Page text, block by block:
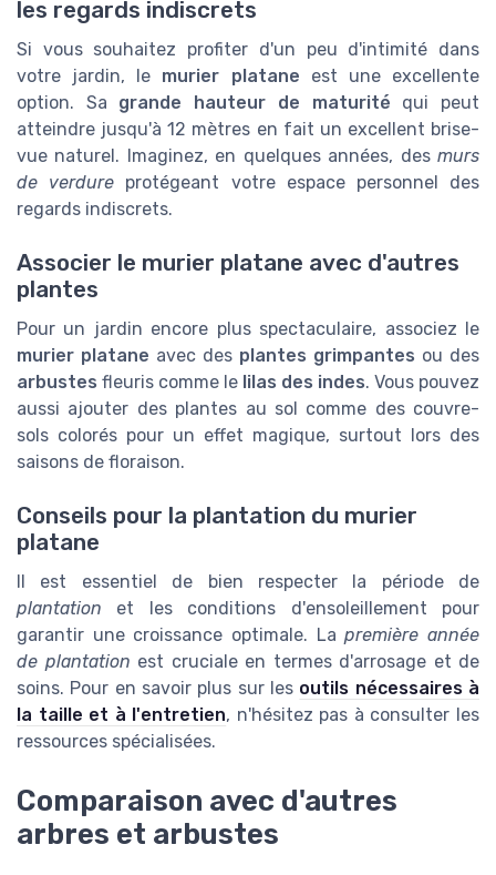
les regards indiscrets
Si vous souhaitez profiter d'un peu d'intimité dans
votre jardin, le murier platane est une excellente
option. Sa grande hauteur de maturité qui peut
atteindre jusqu'à 12 mètres en fait un excellent brise-
vue naturel. Imaginez, en quelques années, des murs
de verdure protégeant votre espace personnel des
regards indiscrets.
Associer le murier platane avec d'autres
plantes
Pour un jardin encore plus spectaculaire, associez le
murier platane avec des plantes grimpantes ou des
arbustes fleuris comme le lilas des indes. Vous pouvez
aussi ajouter des plantes au sol comme des couvre-
sols colorés pour un effet magique, surtout lors des
saisons de floraison.
Conseils pour la plantation du murier
platane
Il est essentiel de bien respecter la période de
plantation et les conditions d'ensoleillement pour
garantir une croissance optimale. Lapremière année
de plantation est cruciale en termes d'arrosage et de
soins. Pour en savoir plus sur les outils nécessaires à
la taille et à l'entretien, n'hésitez pas à consulter les
ressources spécialisées.
Comparaison avec d'autres
arbres et arbustes